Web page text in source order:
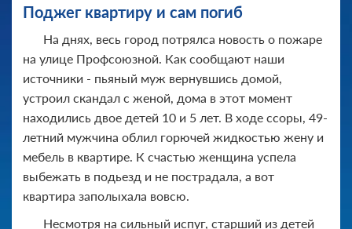
Поджег квартиру и сам погиб
На днях, весь город потрялса новость о пожаре
на улице Профсоюзной. Как сообщают наши
источники - пьяный муж вернувшись домой,
устроил скандал с женой, дома в этот момент
находились двое детей 10 и 5 лет. В ходе ссоры, 49-
летний мужчина облил горючей жидкостью жену и
мебель в квартире. К счастью женщина успела
выбежать в подьезд и не пострадала, а вот
квартира заполыхала вовсю.
Несмотря на сильный испуг, старший из детей